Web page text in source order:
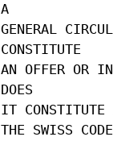
A
GENERAL
CONSTITUTE
AN OFFER OR
DOES
IT CONSTITUTE
THE SWISS